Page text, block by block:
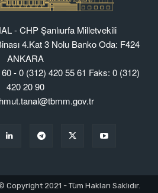
- CHP Şanlıurfa Milletvekili
4.Kat 3 Nolu Banko Oda: F424
ANKARA
- 0 (312) 420 55 61 Faks: 0 (312)
420 20 90
2021 - Tüm Hakları Saklıdır.